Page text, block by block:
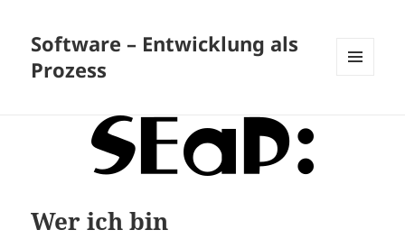
Software – Entwicklung als
Prozess
Wer ich bin